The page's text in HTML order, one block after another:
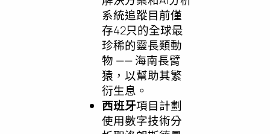
系統追蹤目前僅
存42只的全球最
珍稀的靈長類動
物 —— 海南長臂
猿，以幫助其繁
衍生息。
西班牙項目計劃
使用數字技術分